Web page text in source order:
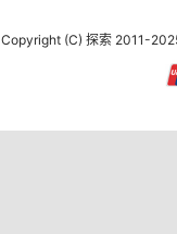
Copyright (C) 探索 2011-